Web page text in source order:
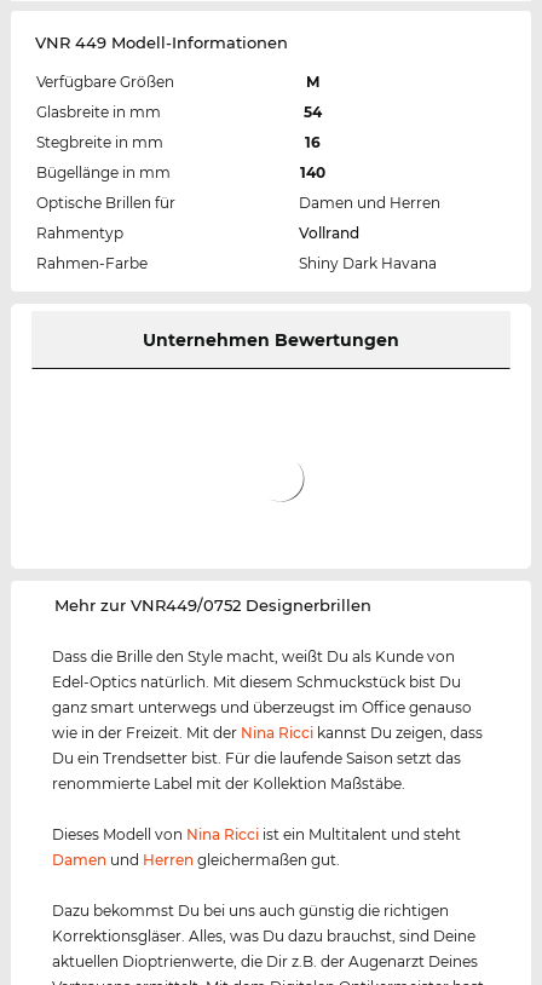
VNR 449 Modell-Informationen
Verfügbare Größen
M
Glasbreite in mm
54
Stegbreite in mm
16
Bügellänge in mm
140
Optische Brillen für
Damen und Herren
Rahmentyp
Vollrand
Rahmen-Farbe
Shiny Dark Havana
Unternehmen Bewertungen
‌Mehr zur VNR449/0752 Designerbrillen
Dass die Brille den Style macht, weißt Du als Kunde von
Edel-Optics natürlich. Mit diesem Schmuckstück bist Du
ganz smart unterwegs und überzeugst im Office genauso
wie in der Freizeit. Mit der Nina Ricci kannst Du zeigen, dass
Du ein Trendsetter bist. Für die laufende Saison setzt das
renommierte Label mit der Kollektion Maßstäbe.
Dieses Modell von Nina Ricci ist ein Multitalent und steht
Damen und Herren gleichermaßen gut.
Dazu bekommst Du bei uns auch günstig die richtigen
Korrektionsgläser. Alles, was Du dazu brauchst, sind Deine
aktuellen Dioptrienwerte, die Dir z.B. der Augenarzt Deines